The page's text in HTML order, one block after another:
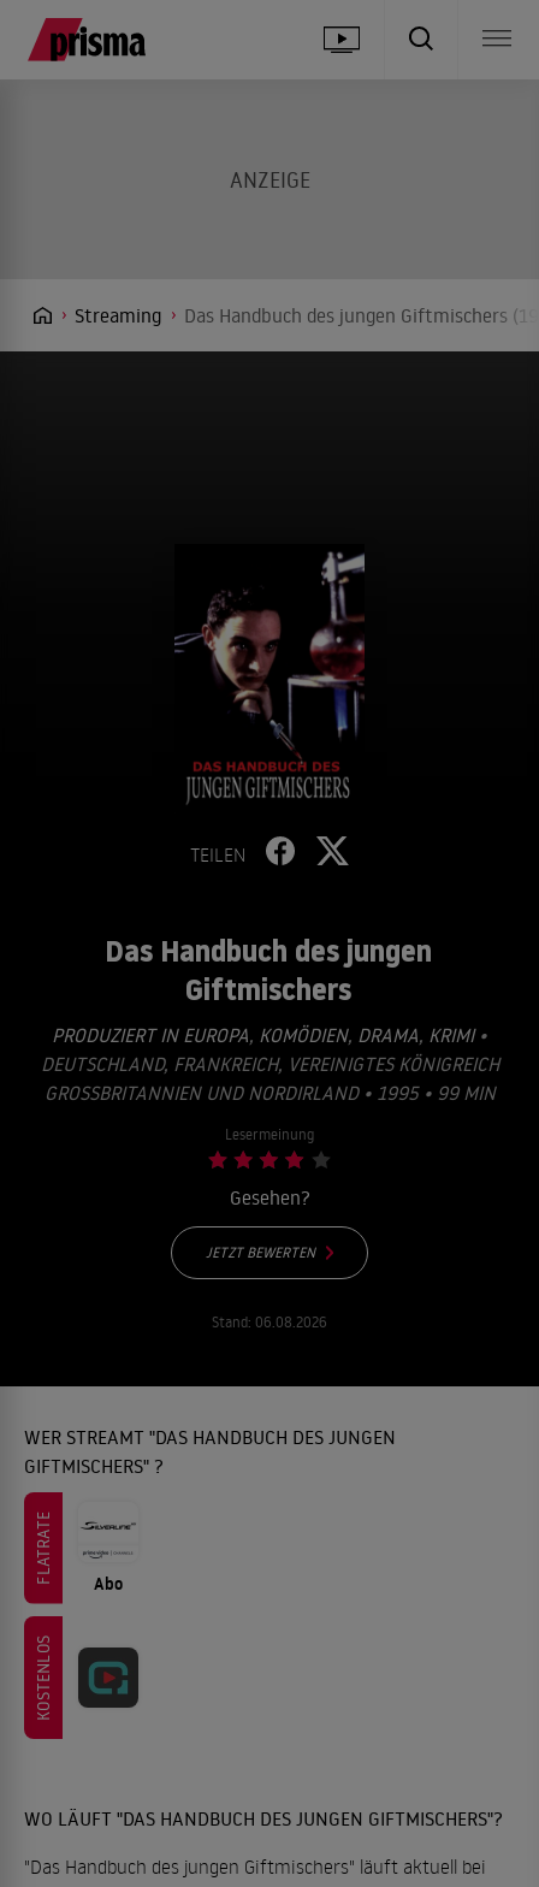
Streaming Das Handbuch des jungen Giftmischers
TEILEN
Das Handbuch des jungen
Giftmischers
PRODUZIERT IN EUROPA, KOMÖDIEN, DRAMA, KRIMI•
DEUTSCHLAND, FRANKREICH, VEREINIGTES KÖNIGREICH
GROSSBRITANNIEN UND NORDIRLAND • 1995 • 99 MIN
Lesermeinung
Gesehen?
JETZT BEWERTEN
Stand: 06.08.2026
WER STREAMT "DAS HANDBUCH DES JUNGEN
GIFTMISCHERS" ?
FLATRATE Abo
KOSTENLOS
WO LÄUFT "DAS HANDBUCH DES JUNGEN GIFTMISCHERS"?
"Das Handbuch des jungen Giftmischers" läuft aktuell bei